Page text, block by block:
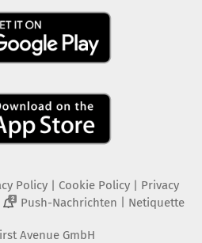
Policy| Cookie Policy| Privacy
2 Push-Nachrichten Netiquette
Avenue GmbH